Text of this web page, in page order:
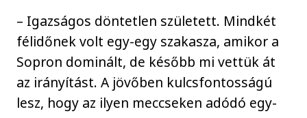
– Igazságos döntetlen született. Mindkét
félidőnek volt egy-egy szakasza, amikor a
Sopron dominált, de később mi vettük át
az irányítást. A jövőben kulcsfontosságú
lesz, hogy az ilyen meccseken adódó egy-